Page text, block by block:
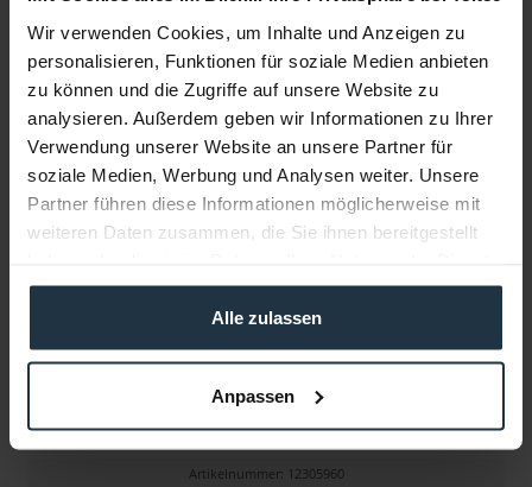
Wir verwenden Cookies, um Inhalte und Anzeigen zu
personalisieren, Funktionen für soziale Medien anbieten
zu können und die Zugriffe auf unsere Website zu
analysieren. Außerdem geben wir Informationen zu Ihrer
Verwendung unserer Website an unsere Partner für
soziale Medien, Werbung und Analysen weiter. Unsere
Partner führen diese Informationen möglicherweise mit
weiteren Daten zusammen, die Sie ihnen bereitgestellt
gesammelt haben.
Alle zulassen
Anpassen
Infos zu Hersteller & Produktsicherheit
Folgende Infos zum Hersteller sind verfübar...... mehr
Weitere Artikel von Osram ansehen
Osram HMI Digital 400W UVS GZZ9.5
Artikelnummer: 12305960